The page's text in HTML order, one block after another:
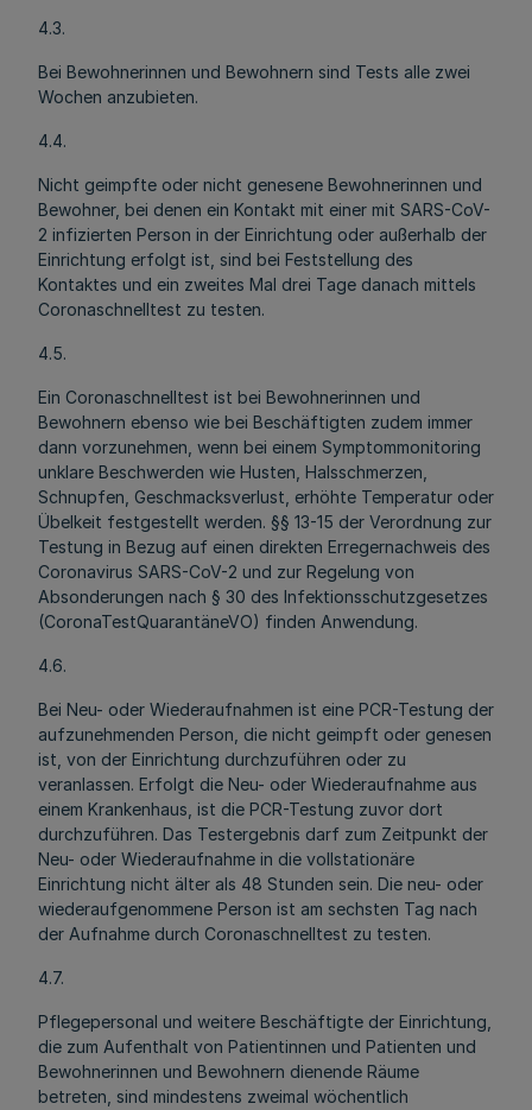
4.3.
Bei Bewohnerinnen und Bewohnern sind Tests alle zwei
Wochen anzubieten.
4.4.
Nicht geimpfte oder nicht genesene Bewohnerinnen und
Bewohner, bei denen ein Kontakt mit einer mit SARS-CoV-
2 infizierten Person in der Einrichtung oder außerhalb der
Einrichtung erfolgt ist, sind bei Feststellung des
Kontaktes und ein zweites Mal drei Tage danach mittels
Coronaschnelltest zu testen.
4.5.
Ein Coronaschnelltest ist bei Bewohnerinnen und
Bewohnern ebenso wie bei Beschäftigten zudem immer
dann vorzunehmen, wenn bei einem Symptommonitoring
unklare Beschwerden wie Husten, Halsschmerzen,
Schnupfen, Geschmacksverlust, erhöhte Temperatur oder
Übelkeit festgestellt werden. §§ 13-15 der Verordnung zur
Testung in Bezug auf einen direkten Erregernachweis des
Coronavirus SARS-CoV-2 und zur Regelung von
Absonderungen nach § 30 des Infektionsschutzgesetzes
(CoronaTestQuarantäneVO) finden Anwendung.
4.6.
Bei Neu- oder Wiederaufnahmen ist eine PCR-Testung der
aufzunehmenden Person, die nicht geimpft oder genesen
ist, von der Einrichtung durchzuführen oder zu
veranlassen. Erfolgt die Neu- oder Wiederaufnahme aus
einem Krankenhaus, ist die PCR-Testung zuvor dort
durchzuführen. Das Testergebnis darf zum Zeitpunkt der
Neu- oder Wiederaufnahme in die vollstationäre
Einrichtung nicht älter als 48 Stunden sein. Die neu- oder
wiederaufgenommene Person ist am sechsten Tag nach
der Aufnahme durch Coronaschnelltest zu testen.
4.7.
Pflegepersonal und weitere Beschäftigte der Einrichtung,
die zum Aufenthalt von Patientinnen und Patienten und
Bewohnerinnen und Bewohnern dienende Räume
betreten, sind mindestens zweimal wöchentlich